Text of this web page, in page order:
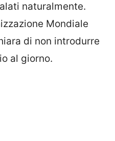
naturalmente.
Mondiale
di non introdurre
al giorno.